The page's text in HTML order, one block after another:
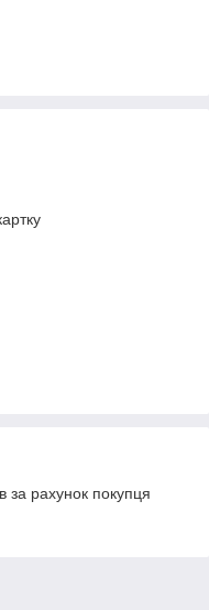
за рахунок покупця